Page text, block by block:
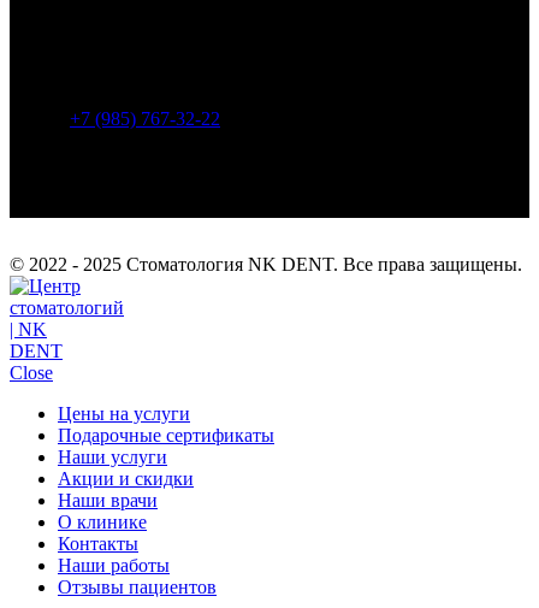
+7 (985) 767-32-22
© 2022 - 2025 Стоматология NK DENT. Все права защищены.
Close
Цены на услуги
Подарочные сертификаты
Наши услуги
Акции и скидки
Наши врачи
О клинике
Контакты
Наши работы
Отзывы пациентов